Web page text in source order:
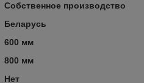
Собственное производство
Беларусь
600 мм
800 мм
Нет